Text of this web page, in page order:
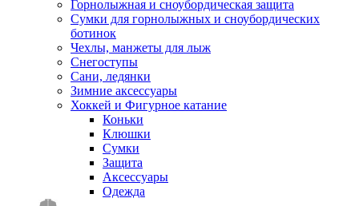
Горнолыжная и сноубордическая защита
Сумки для горнолыжных и сноубордических
ботинок
Чехлы, манжеты для лыж
Снегоступы
Сани, ледянки
Зимние аксессуары
Хоккей и Фигурное катание
Коньки
Клюшки
Сумки
Защита
Аксессуары
Одежда